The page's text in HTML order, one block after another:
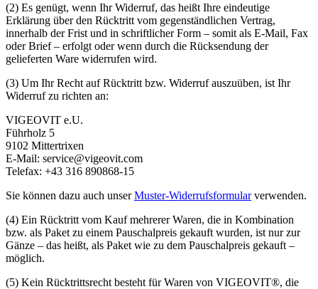
(2) Es genügt, wenn Ihr Widerruf, das heißt Ihre eindeutige
Erklärung über den Rücktritt vom gegenständlichen Vertrag,
innerhalb der Frist und in schriftlicher Form – somit als E-Mail, Fax
oder Brief – erfolgt oder wenn durch die Rücksendung der
gelieferten Ware widerrufen wird.
(3) Um Ihr Recht auf Rücktritt bzw. Widerruf auszuüben, ist Ihr
Widerruf zu richten an:
VIGEOVIT e.U.
Führholz 5
9102 Mittertrixen
E-Mail: service@vigeovit.com
Telefax: +43 316 890868-15
Sie können dazu auch unserMuster-Widerrufsformularverwenden.
(4) Ein Rücktritt vom Kauf mehrerer Waren, die in Kombination
bzw. als Paket zu einem Pauschalpreis gekauft wurden, ist nur zur
Gänze – das heißt, als Paket wie zu dem Pauschalpreis gekauft –
möglich.
(5) Kein Rücktrittsrecht besteht für Waren von VIGEOVIT®, die